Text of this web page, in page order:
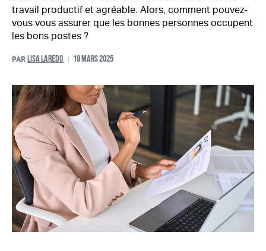
travail productif et agréable. Alors, comment pouvez-
vous vous assurer que les bonnes personnes occupent
les bons postes ?
PAR LISA LAREDO 19 MARS 2025